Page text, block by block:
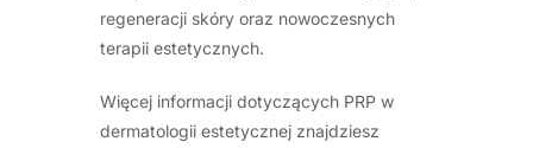
regeneracji skóry oraz nowoczesnych
terapii estetycznych.
Więcej informacji dotyczących PRP w
dermatologii estetycznej znajdziesz